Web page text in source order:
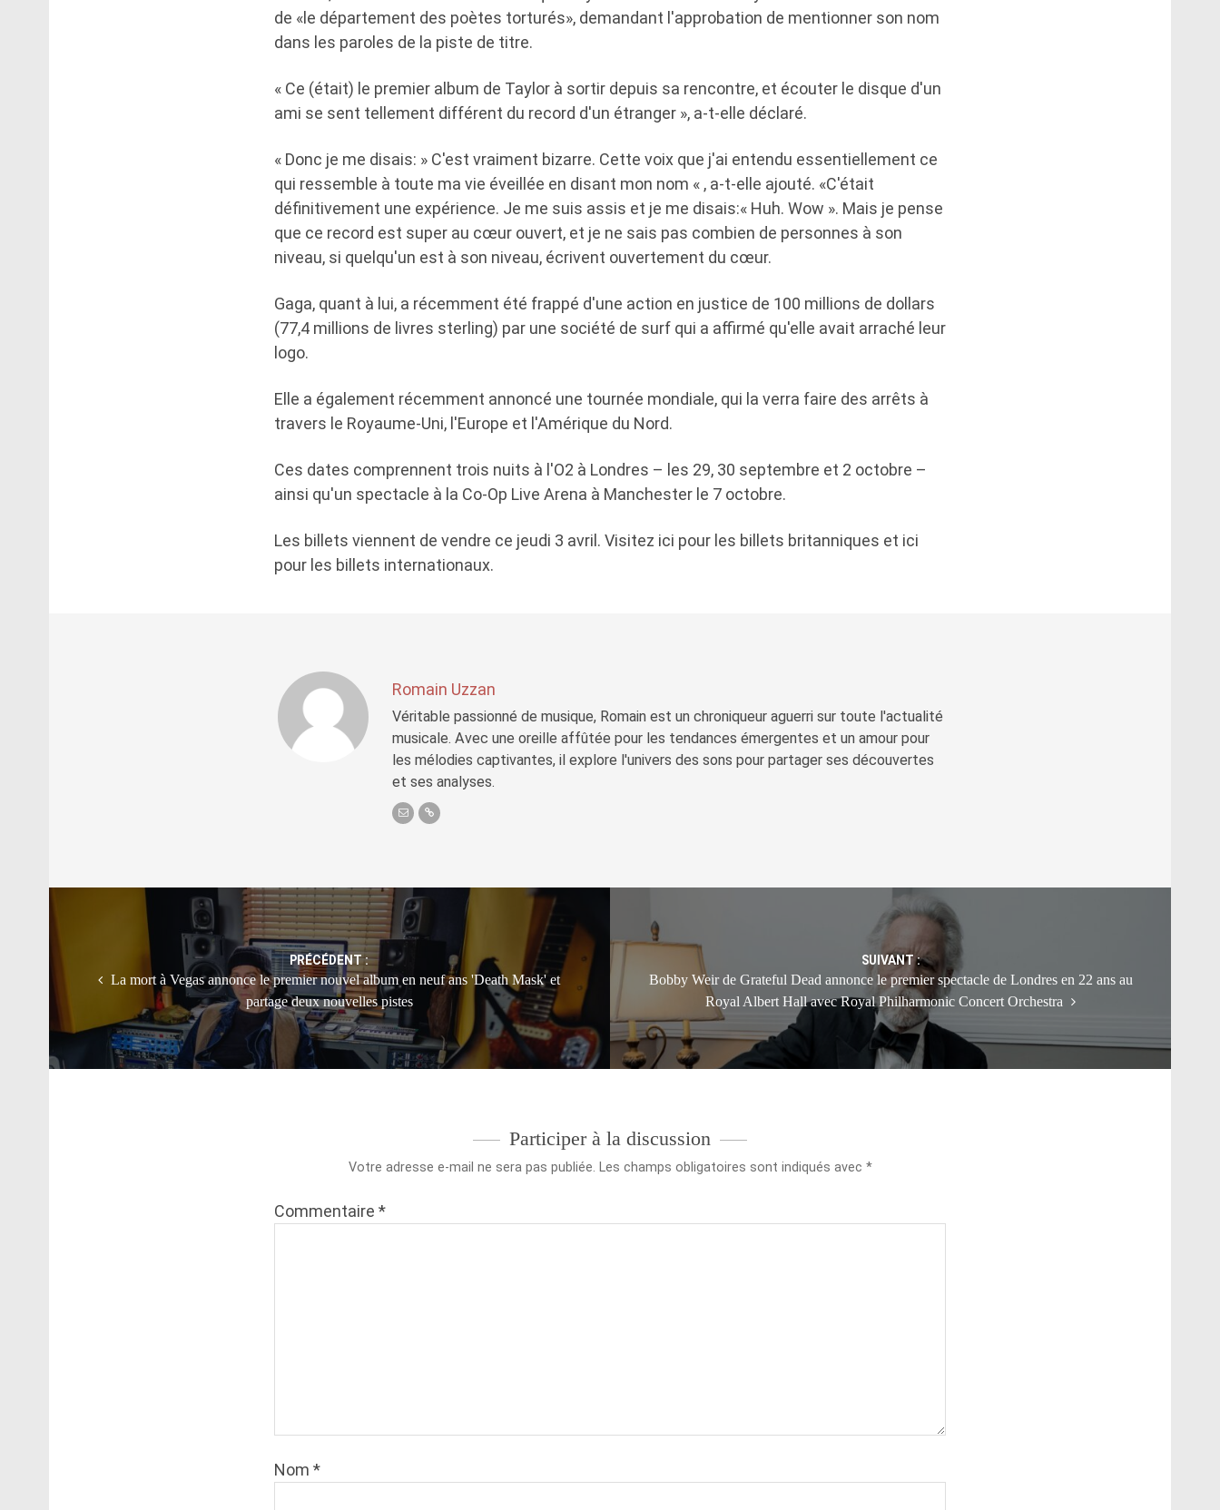
de «le département des poètes torturés», demandant l'approbation de mentionner son nom
dans les paroles de la piste de titre.
« Ce (était) le premier album de Taylor à sortir depuis sa rencontre, et écouter le disque d'un
ami se sent tellement différent du record d'un étranger », a-t-elle déclaré.
« Donc je me disais: » C'est vraiment bizarre. Cette voix que j'ai entendu essentiellement ce
qui ressemble à toute ma vie éveillée en disant mon nom « , a-t-elle ajouté. «C'était
définitivement une expérience. Je me suis assis et je me disais:« Huh. Wow ». Mais je pense
que ce record est super au cœur ouvert, et je ne sais pas combien de personnes à son
niveau, si quelqu'un est à son niveau, écrivent ouvertement du cœur.
Gaga, quant à lui, a récemment été frappé d'une action en justice de 100 millions de dollars
(77,4 millions de livres sterling) par une société de surf qui a affirmé qu'elle avait arraché leur
logo.
Elle a également récemment annoncé une tournée mondiale, qui la verra faire des arrêts à
travers le Royaume-Uni, l'Europe et l'Amérique du Nord.
Ces dates comprennent trois nuits à l'O2 à Londres – les 29, 30 septembre et 2 octobre –
ainsi qu'un spectacle à la Co-Op Live Arena à Manchester le 7 octobre.
Les billets viennent de vendre ce jeudi 3 avril. Visitez ici pour les billets britanniques et ici
pour les billets internationaux.
Romain Uzzan
Véritable passionné de musique, Romain est un chroniqueur aguerri sur toute l'actualité
musicale. Avec une oreille affûtée pour les tendances émergentes et un amour pour
les mélodies captivantes, il explore l'univers des sons pour partager ses découvertes
et ses analyses.
PRÉCÉDENT :
La mort à Vegas annonce le premier nouvel album en neuf ans 'Death Mask' et
partage deux nouvelles pistes
SUIVANT :
Bobby Weir de Grateful Dead annonce le premier spectacle de Londres en 22 ans au
Royal Albert Hall avec Royal Philharmonic Concert Orchestra
Participer à la discussion
Votre adresse e-mail ne sera pas publiée. Les champs obligatoires sont indiqués avec *
Commentaire *
Nom *